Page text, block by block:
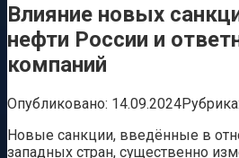
Влияние новых
нефти России и
компаний
Опубликовано: 14.09.2024Рубрика:
Новые санкции, введённые в
западных стран, существенно